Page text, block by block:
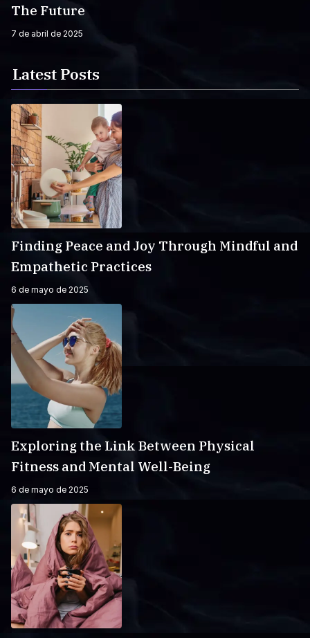
The Future
7 de abril de 2025
Latest Posts
Finding Peace and Joy Through Mindful and
Empathetic Practices
6 de mayo de 2025
Exploring the Link Between Physical
Fitness and Mental Well-Being
6 de mayo de 2025